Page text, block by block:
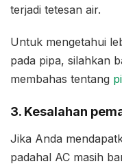
terjadi tetesan air.
Untuk mengetahui
pada pipa, silahkan
membahas tentang
3. Kesalahan
Jika Anda
padahal AC masih